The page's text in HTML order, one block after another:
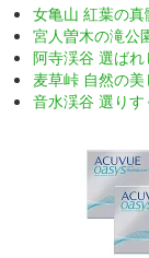
女亀山 紅葉の真
宮人曽木の滝公
阿寺渓谷 選ば
麦草峠 自然の
音水渓谷 選り